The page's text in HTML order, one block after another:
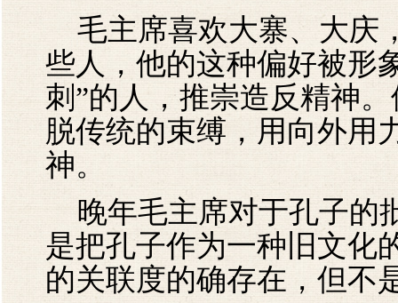
毛主席喜欢大寨、大庆
些人，他的这种偏好被形
刺”的人，推崇造反精神
脱传统的束缚，用向外用
神。
晚年毛主席对于孔子的
是把孔子作为一种旧文化
的关联度的确存在，但不